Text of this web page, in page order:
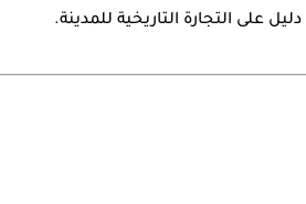
على التجارة التاريخية للمدينة.